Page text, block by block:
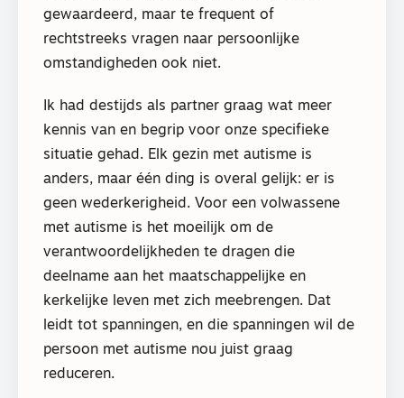
gewaardeerd, maar te frequent of
rechtstreeks vragen naar persoonlijke
omstandigheden ook niet.
Ik had destijds als partner graag wat meer
kennis van en begrip voor onze specifieke
situatie gehad. Elk gezin met autisme is
anders, maar één ding is overal gelijk: er is
geen wederkerigheid. Voor een volwassene
met autisme is het moeilijk om de
verantwoordelijkheden te dragen die
deelname aan het maatschappelijke en
kerkelijke leven met zich meebrengen. Dat
leidt tot spanningen, en die spanningen wil de
persoon met autisme nou juist graag
reduceren.